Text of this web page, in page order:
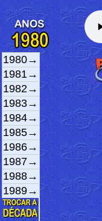
1980→
1981→
1982→
1983→
1984→
1985→
1986→
1987→
1988→
1989→